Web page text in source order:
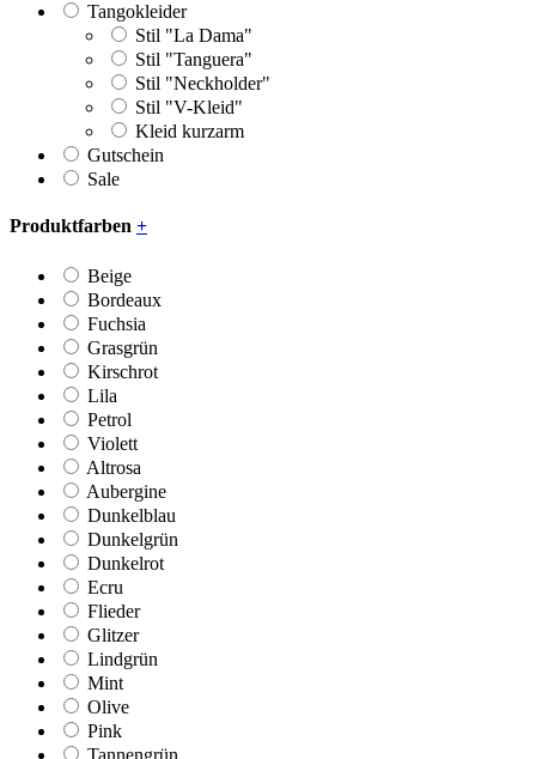
Tangokleider
Stil "La Dama"
Stil "Tanguera"
Stil "Neckholder"
Stil "V-Kleid"
Kleid kurzarm
Gutschein
Sale
Produktfarben +
Beige
Bordeaux
Fuchsia
Grasgrün
Kirschrot
Lila
Petrol
Violett
Altrosa
Aubergine
Dunkelblau
Dunkelgrün
Dunkelrot
Ecru
Flieder
Glitzer
Lindgrün
Mint
Olive
Pink
Tannengrün